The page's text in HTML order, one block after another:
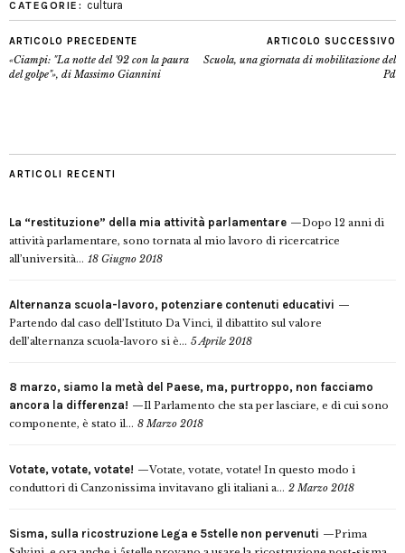
CATEGORIE: cultura
ARTICOLO PRECEDENTE
«Ciampi: "La notte del '92 con la paura
del golpe"», di Massimo Giannini
ARTICOLO SUCCESSIVO
Scuola, una giornata di mobilitazione del
Pd
ARTICOLI RECENTI
La “restituzione” della mia attività parlamentare
Dopo 12 anni di
attività parlamentare, sono tornata al mio lavoro di ricercatrice
all’università... 18 Giugno 2018
Alternanza scuola-lavoro, potenziare contenuti educativi
Partendo dal caso dell’Istituto Da Vinci, il dibattito sul valore
dell’alternanza scuola-lavoro si è... 5 Aprile 2018
8 marzo, siamo la metà del Paese, ma, purtroppo, non facciamo
ancora la differenza!
Il Parlamento che sta per lasciare, e di cui sono
componente, è stato il... 8 Marzo 2018
Votate, votate, votate!
Votate, votate, votate! In questo modo i
conduttori di Canzonissima invitavano gli italiani a... 2 Marzo 2018
Sisma, sulla ricostruzione Lega e 5stelle non pervenuti
Prima